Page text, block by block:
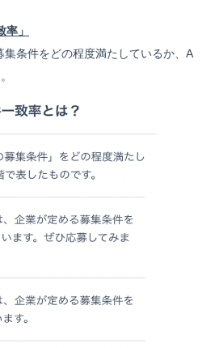
」
条件をどの程度満たしているか、A